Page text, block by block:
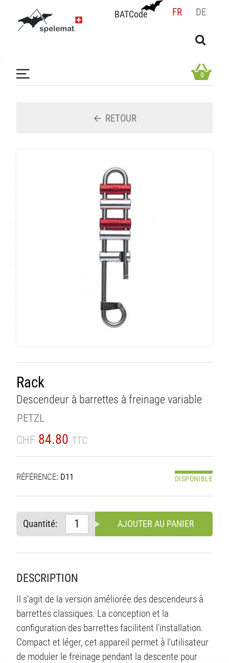
BATCode FR DE
BATCode
OK
0
RETOUR
Rack
Descendeur à barrettes à freinage variable
PETZL
CHF 84.80 TTC
RÉFÉRENCE: D11 DISPONIBLE
Quantité: AJOUTER AU PANIER
DESCRIPTION
Il s'agit de la version améliorée des descendeurs à
barrettes classiques. La conception et la
configuration des barrettes facilitent l'installation.
Compact et léger, cet appareil permet à l'utilisateur
de moduler le freinage pendant la descente pour